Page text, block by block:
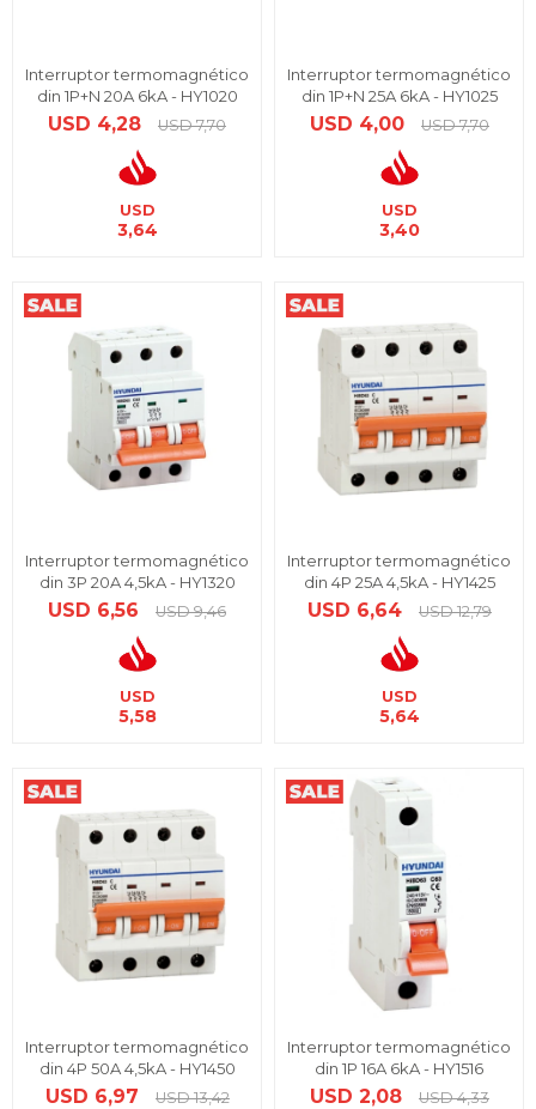
Interruptor termomagnético
din 1P+N 20A 6kA - HY1020
USD 4,28 USD 7,70
USD
3,64
Interruptor termomagnético
din 1P+N 25A 6kA - HY1025
USD 4,00 USD 7,70
USD
3,40
Interruptor termomagnético
din 3P 20A 4,5kA - HY1320
USD 6,56 USD 9,46
USD
5,58
Interruptor termomagnético
din 4P 25A 4,5kA - HY1425
USD 6,64 USD 12,79
USD
5,64
Interruptor termomagnético
din 4P 50A 4,5kA - HY1450
USD 6,97 USD 13,42
Interruptor termomagnético
din 1P 16A 6kA - HY1516
USD 2,08 USD 4,33